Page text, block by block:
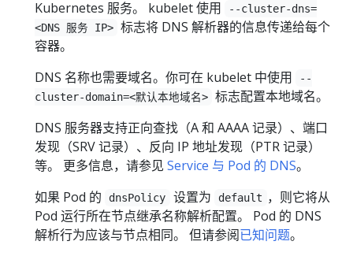
Kubernetes 服务。 kubelet 使用
--cluster-dns=
<DNS 服务 IP> 标志将 DNS 解析器的信息传递给每个
容器。
DNS 名称也需要域名。你可在 kubelet 中使用
--
cluster-domain=<默认本地域名> 标志配置本地域名。
DNS 服务器支持正向查找（A 和 AAAA 记录）、端口
发现（SRV 记录）、反向 IP 地址发现（PTR 记录）
等。 更多信息，请参见 Service 与 Pod 的 DNS。
如果 Pod 的
dnsPolicy 设置为 default ，则它将从
Pod 运行所在节点继承名称解析配置。 Pod 的 DNS
解析行为应该与节点相同。 但请参阅已知问题。